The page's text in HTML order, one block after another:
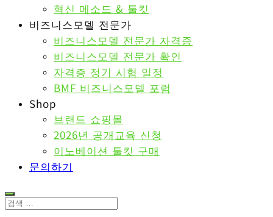
혁신 메소드 & 툴킷
비즈니스모델 전문가
비즈니스모델 전문가 자격증
비즈니스모델 전문가 확인
자격증 정기 시험 일정
BMF 비즈니스모델 포럼
Shop
브랜드 쇼핑몰
2026년 공개교육 신청
이노베이션 툴킷 구매
문의하기